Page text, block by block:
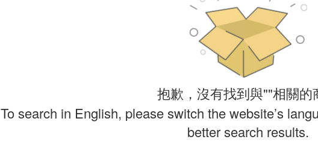
抱歉，沒有找到與""相關的
To search in English, please switch the website’s
better search results.